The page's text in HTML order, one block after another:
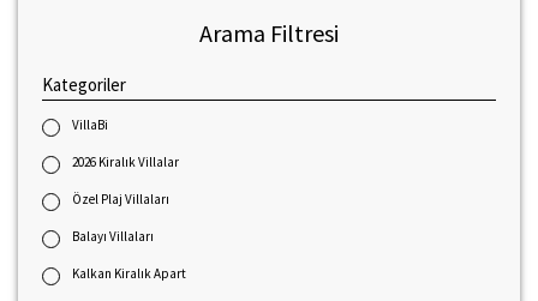
Arama Filtresi
Kategoriler
VillaBi
2026 Kiralık Villalar
Özel Plaj Villaları
Balayı Villaları
Kalkan Kiralık Apart